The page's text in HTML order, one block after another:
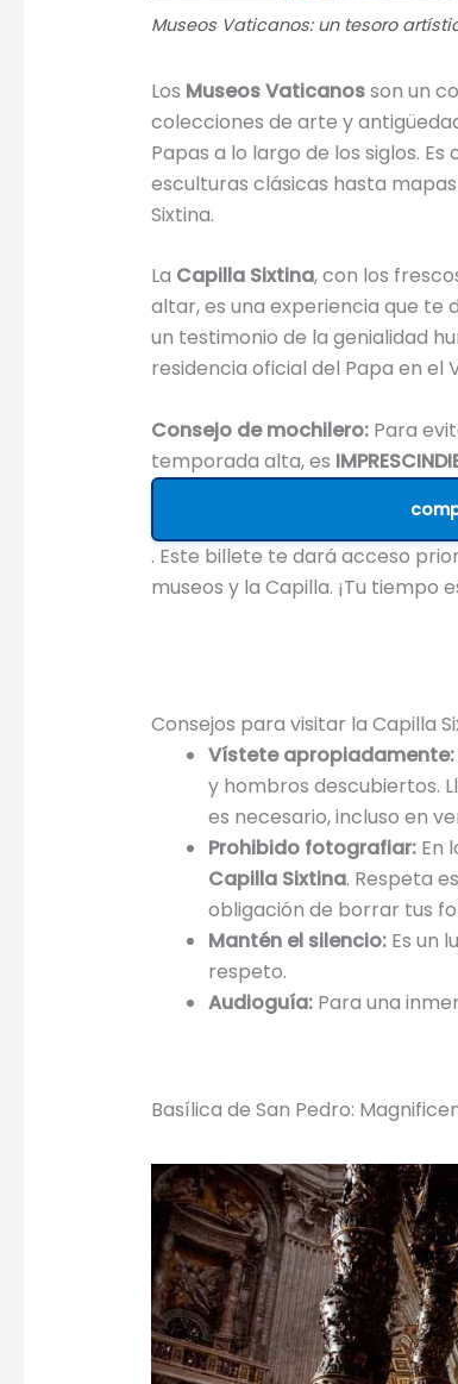
Museos Vaticanos: un tesoro
Los Museos Vaticanosson un
colecciones de arte y
Papas a lo largo de los siglos.
esculturas clásicas hasta
Sixtina.
La Capilla Sixtina, con los
altar, es una experiencia que te
un testimonio de la genialidad
residencia oficial del Papa en el
Consejo de mochilero:Para
temporada alta, es
. Este billete te dará acceso
museos y la Capilla. ¡Tu tiempo
Consejos para visitar la Capilla
Vístete apropiadamente:
y hombros descubiertos.
es necesario, incluso en
Prohibido fotografiar:En
Capilla Sixtina. Respeta
obligación de borrar tus
Mantén el silencio:Es un
respeto.
Audioguía:Para una
Basílica de San Pedro: